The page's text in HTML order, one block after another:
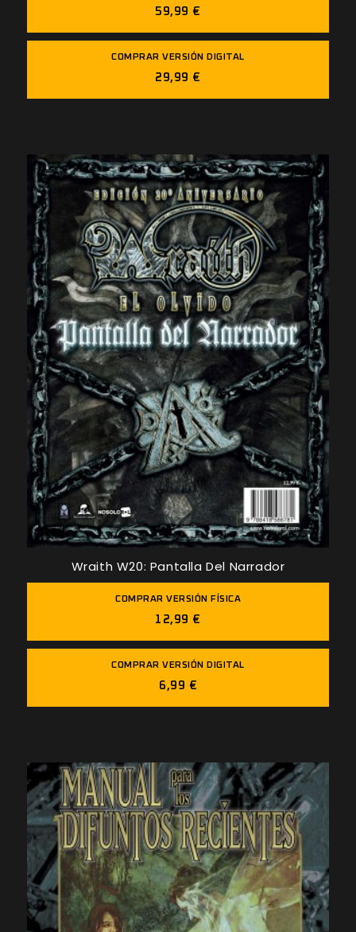
59,99 €
COMPRAR VERSIÓN DIGITAL
29,99 €
Wraith W20: Pantalla Del Narrador
COMPRAR VERSIÓN FÍSICA
12,99 €
COMPRAR VERSIÓN DIGITAL
6,99 €